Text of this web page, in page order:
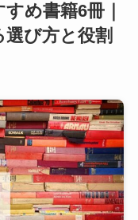
め書籍6冊｜
び方と役割